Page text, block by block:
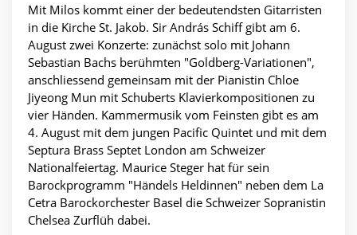
Mit Milos kommt einer der bedeutendsten Gitarristen
in die Kirche St. Jakob. Sir András Schiff gibt am 6.
August zwei Konzerte: zunächst solo mit Johann
Sebastian Bachs berühmten "Goldberg-Variationen",
anschliessend gemeinsam mit der Pianistin Chloe
Jiyeong Mun mit Schuberts Klavierkompositionen zu
vier Händen. Kammermusik vom Feinsten gibt es am
4. August mit dem jungen Pacific Quintet und mit dem
Septura Brass Septet London am Schweizer
Nationalfeiertag. Maurice Steger hat für sein
Barockprogramm "Händels Heldinnen" neben dem La
Cetra Barockorchester Basel die Schweizer Sopranistin
Chelsea Zurflüh dabei.